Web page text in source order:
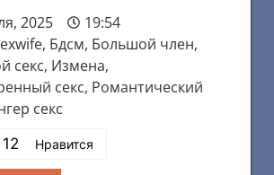
2025
19:54
, Бдсм, Большой член,
секс, Измена,
секс, Романтический
секс
12 Нравится